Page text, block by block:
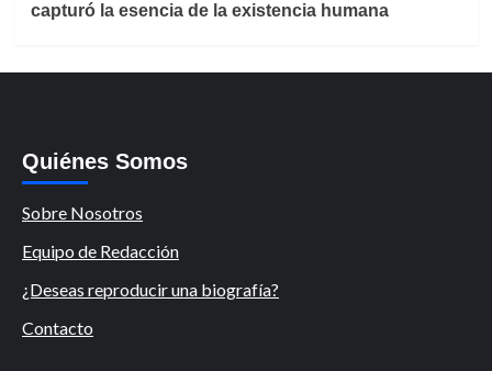
capturó la esencia de la existencia humana
Quiénes Somos
Sobre Nosotros
Equipo de Redacción
¿Deseas reproducir una biografía?
Contacto